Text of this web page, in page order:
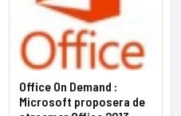
Office On Demand :
Microsoft proposera de